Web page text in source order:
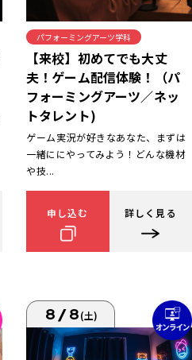
パフォーミングアーツ学科
【来校】初めてでも大丈
夫！ゲーム配信体験！（パ
フォーミングアーツ／ネッ
トタレント)
ゲーム実況が好きなあなた、まずは
一緒ににやってみよう！どんな機材
や技...
申し込む 詳しく見る
8/8(土)